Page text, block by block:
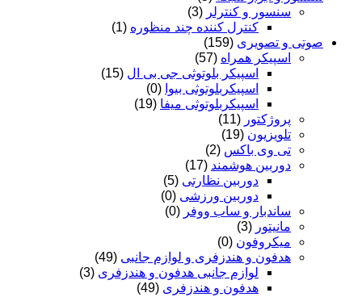
سنسور و کنترلر (3)
کنترل کننده چند منظوره (1)
صوتی و تصویری (159)
اسپیکر همراه (57)
اسپیکر بلوتوثی جی بی ال (15)
اسپیکربلوتوثی بیوا (0)
اسپیکربلوتوثی میفا (19)
پروژکتور (11)
تلویزیون (19)
تی وی باکس (2)
دوربین هوشمند (17)
دوربین نظارتی (5)
دوربین ورزشی (0)
ساندبار و ساب ووفر (0)
مانیتور (3)
میکروفون (0)
هدفون و هندزفری و لوازم جانبی (49)
لوازم جانبی هدفون و هندزفری (3)
هدفون و هندزفری (49)